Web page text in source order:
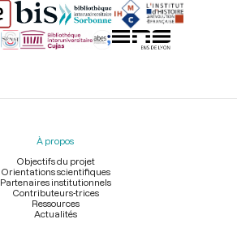
À propos
Objectifs du projet
Orientations scientifiques
Partenaires institutionnels
Contributeurs-trices
Ressources
Actualités